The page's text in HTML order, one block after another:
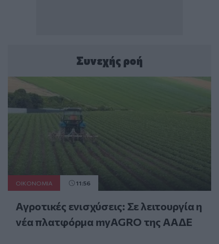
Συνεχής ροή
ΟΙΚΟΝΟΜΙΑ 11:56
Αγροτικές ενισχύσεις: Σε λειτουργία η
νέα πλατφόρμα myAGRO της ΑΑΔΕ